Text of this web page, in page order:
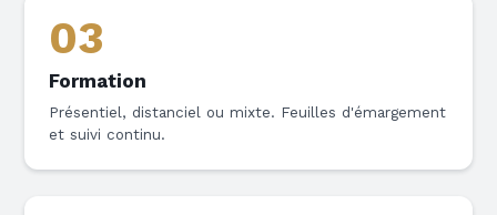
03
Formation
Présentiel, distanciel ou mixte. Feuilles d'émargement
et suivi continu.